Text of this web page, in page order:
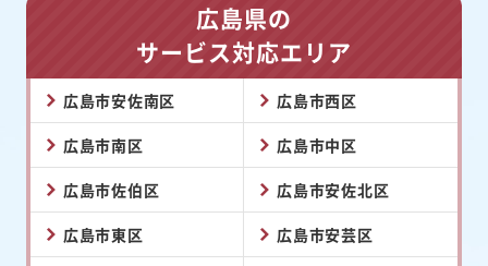
広島県の
サービス対応エリア
広島市安佐南区 広島市西区
広島市南区 広島市中区
広島市佐伯区 広島市安佐北区
広島市東区 広島市安芸区